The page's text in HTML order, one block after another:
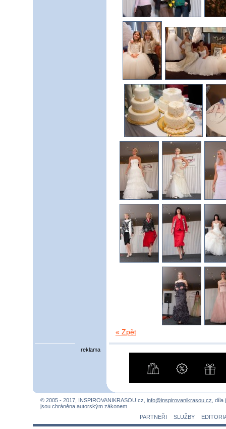
« Zpět
reklama
© 2005 - 2017, INSPIROVANIKRASOU.cz, info@inspirovanikrasou.cz ,
jsou chráněna autorským zákonem.
PARTNEŘI
SLUŽBY